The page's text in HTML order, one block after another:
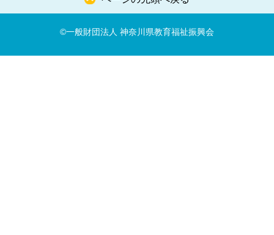
©一般財団法人 神奈川県教育福祉振興会